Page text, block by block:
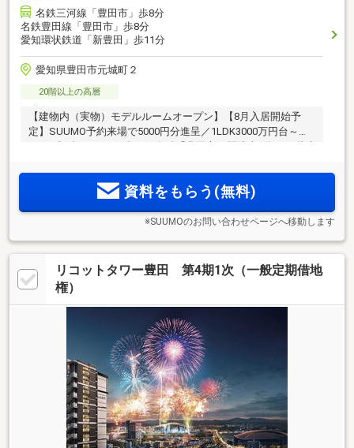
名鉄三河線「豊田市」歩8分
名鉄豊田線「豊田市」歩8分
愛知環状鉄道「新豊田」歩11分
愛知県豊田市元城町２
20階以上の高層
【建物内（実物）モデルルームオープン】【8月入居開始予
定】SUUMO予約来場で5000円分進呈／1LDK3000万円台～・
大型モール徒歩7分、玄関前ゴミ移動サービス等、単身・共働
き夫婦に嬉しい快適環境資料をもらう(無料)
※SUUMOのお問い合わせページへ移動します
リコットタワー豊田 第4期1次（一般定期借地
権）